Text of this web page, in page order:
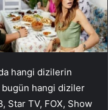
hangi dizilerin
bugün hangi diziler
Star TV, FOX, Show